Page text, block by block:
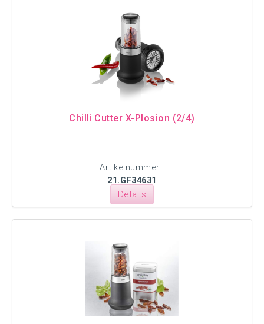
Chilli Cutter X-Plosion (2/4)
Artikelnummer:
21.GF34631
Details